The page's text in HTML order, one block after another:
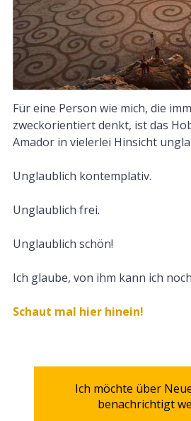
Für eine Person wie mich, die
zweckorientiert denkt, ist das
Amador in vielerlei Hinsicht
Unglaublich kontemplativ.
Unglaublich frei.
Unglaublich schön!
Ich glaube, von ihm kann ich
Schaut mal hier hinein!
Ich möchte über
benachrichtigt